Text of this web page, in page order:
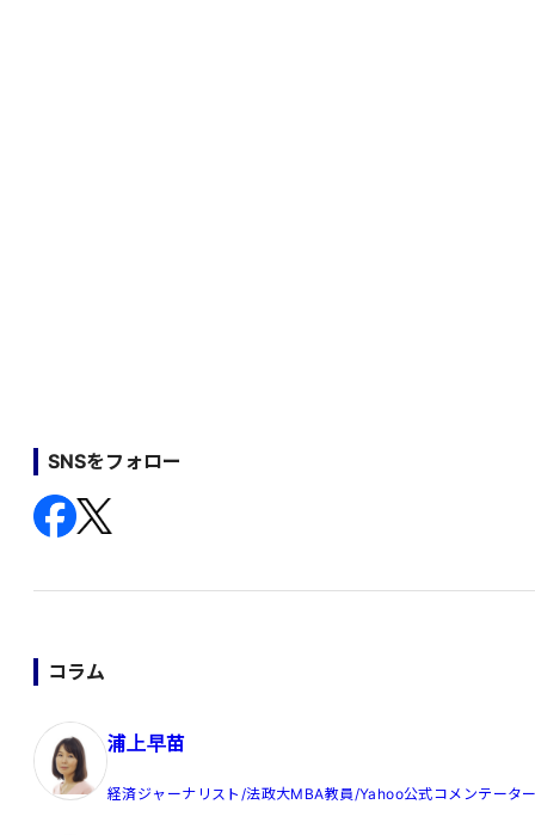
SNSをフォロー
コラム
浦上早苗
経済ジャーナリスト/法政大MBA教員/Yahoo公式コメンテータ